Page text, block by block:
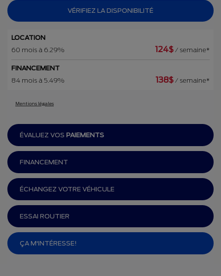
VÉRIFIEZ LA DISPONIBILITÉ
LOCATION
60 mois à 6.29%
124$ / semaine*
FINANCEMENT
84 mois à 5.49%
138$ / semaine*
Mentions légales
ÉVALUEZ VOS PAIEMENTS
FINANCEMENT
ÉCHANGEZ VOTRE VÉHICULE
ESSAI ROUTIER
ÇA M'INTÉRESSE!